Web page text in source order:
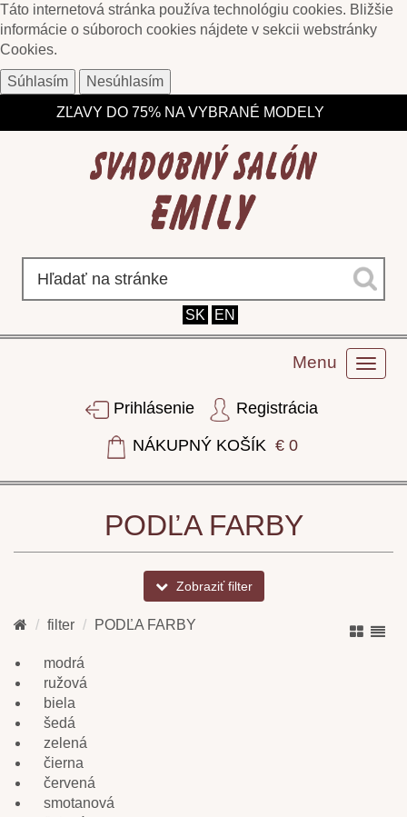
Táto internetová stránka používa technológiu cookies. Bližšie
informácie o súboroch cookies nájdete v sekcii webstránky
Cookies.
Súhlasím Nesúhlasím
ZĽAVY DO 75% NA VYBRANÉ MODELY
DOPRAVA NAD 135 € ZDARMA - NA TOVAR SKLADOM
SK EN
Menu
Prihlásenie Registrácia
NÁKUPNÝ KOŠÍK € 0
PODĽA FARBY
Zobraziť filter
filter PODĽA FARBY
modrá
ružová
biela
šedá
zelená
čierna
červená
smotanová